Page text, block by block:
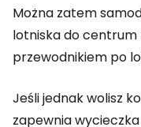
Można zatem
lotniska do centrum
przewodnikiem po
Jeśli jednak wolisz
zapewnia